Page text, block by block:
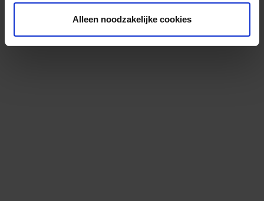
Alleen noodzakelijke cookies